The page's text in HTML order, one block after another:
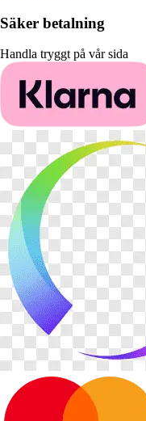
Säker betalning
Handla tryggt på vår sida